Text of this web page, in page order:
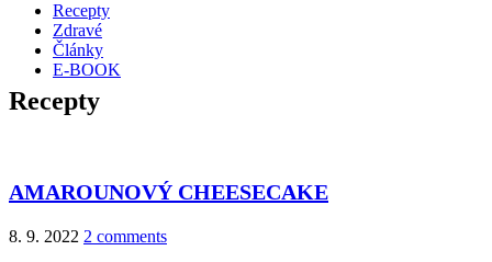
Recepty
Zdravé
Články
E-BOOK
Recepty
AMAROUNOVÝ CHEESECAKE
8. 9. 2022 2 comments